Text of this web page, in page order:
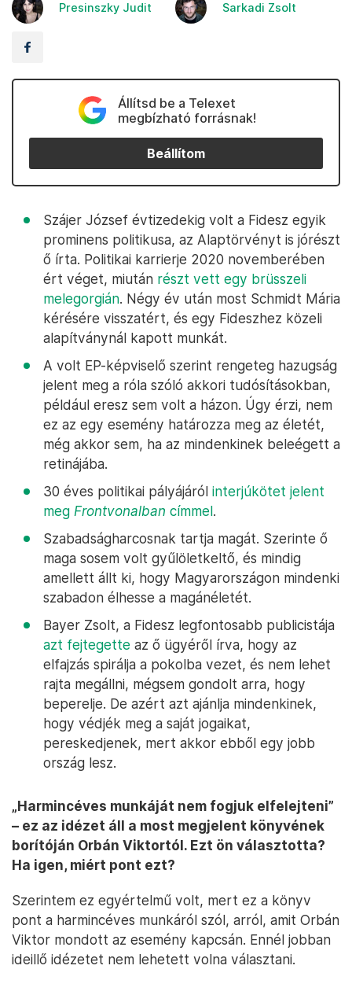
Presinszky Judit Sarkadi Zsolt
Állítsd be a Telexet
megbízható forrásnak!
Beállítom
Szájer József évtizedekig volt a Fidesz egyik
prominens politikusa, az Alaptörvényt is jórészt
ő írta. Politikai karrierje 2020 novemberében
ért véget, miután részt vett egy brüsszeli
melegorgián. Négy év után most Schmidt Mária
kérésére visszatért, és egy Fideszhez közeli
alapítványnál kapott munkát.
A volt EP-képviselő szerint rengeteg hazugság
jelent meg a róla szóló akkori tudósításokban,
például eresz sem volt a házon. Úgy érzi, nem
ez az egy esemény határozza meg az életét,
még akkor sem, ha az mindenkinek beleégett a
retinájába.
30 éves politikai pályájáról interjúkötet jelent
meg Frontvonalban címmel.
Szabadságharcosnak tartja magát. Szerinte ő
maga sosem volt gyűlöletkeltő, és mindig
amellett állt ki, hogy Magyarországon mindenki
szabadon élhesse a magánéletét.
Bayer Zsolt, a Fidesz legfontosabb publicistája
azt fejtegette az ő ügyéről írva, hogy az
elfajzás spirálja a pokolba vezet, és nem lehet
rajta megállni, mégsem gondolt arra, hogy
beperelje. De azért azt ajánlja mindenkinek,
hogy védjék meg a saját jogaikat,
pereskedjenek, mert akkor ebből egy jobb
ország lesz.
„Harmincéves munkáját nem fogjuk elfelejteni”
– ez az idézet áll a most megjelent könyvének
borítóján Orbán Viktortól. Ezt ön választotta?
Ha igen, miért pont ezt?
Szerintem ez egyértelmű volt, mert ez a könyv
pont a harmincéves munkáról szól, arról, amit Orbán
Viktor mondott az esemény kapcsán. Ennél jobban
ideillő idézetet nem lehetett volna választani.